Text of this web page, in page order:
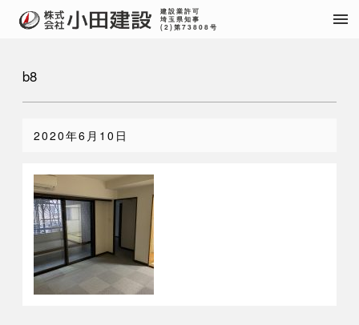
建設業許可
埼玉県知事
(2)第73808号
menu
b8
2020年6月10日